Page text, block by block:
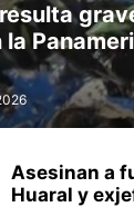
Asesinan a
Huaral y